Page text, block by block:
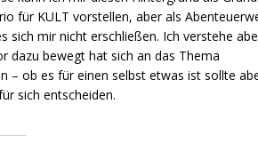
für KULT vorstellen, aber als
sich mir nicht erschließen. Ich verstehe
dazu bewegt hat sich an das Thema
– ob es für einen selbst etwas ist sollte
sich entscheiden.